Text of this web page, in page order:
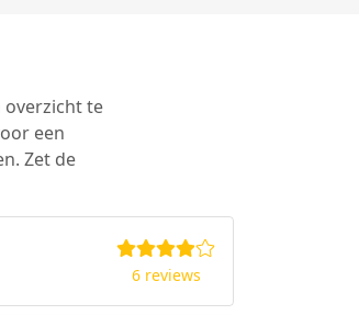
overzicht te
een
Zet de
6 reviews